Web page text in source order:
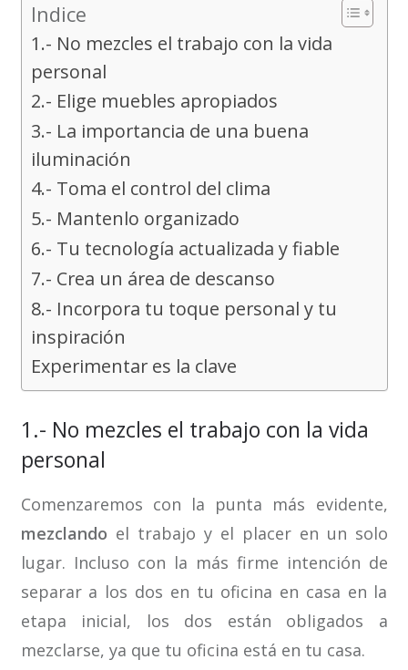
Indice
1.- No mezcles el trabajo con la vida
personal
2.- Elige muebles apropiados
3.- La importancia de una buena
iluminación
4.- Toma el control del clima
5.- Mantenlo organizado
6.- Tu tecnología actualizada y fiable
7.- Crea un área de descanso
8.- Incorpora tu toque personal y tu
inspiración
Experimentar es la clave
1.- No mezcles el trabajo con la vida
personal
Comenzaremos con la punta más evidente,
mezclando el trabajo y el placer en un solo
lugar. Incluso con la más firme intención de
separar a los dos en tu oficina en casa en la
etapa inicial, los dos están obligados a
mezclarse, ya que tu oficina está en tu casa.